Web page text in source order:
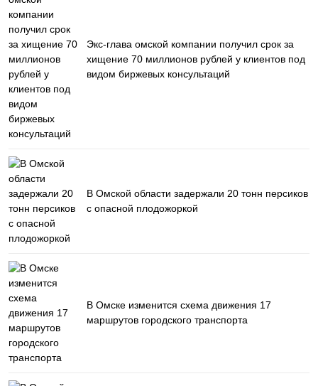
Экс-глава омской компании получил срок за
хищение 70 миллионов рублей у клиентов под
видом биржевых консультаций
В Омской области задержали 20 тонн персиков
с опасной плодожоркой
В Омске изменится схема движения 17
маршрутов городского транспорта